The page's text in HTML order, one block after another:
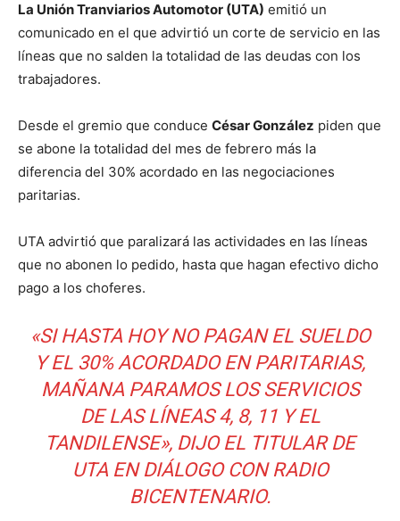
La Unión Tranviarios Automotor (UTA) emitió un
comunicado en el que advirtió un corte de servicio en las
líneas que no salden la totalidad de las deudas con los
trabajadores.
Desde el gremio que conduce César González piden que
se abone la totalidad del mes de febrero más la
diferencia del 30% acordado en las negociaciones
paritarias.
UTA advirtió que paralizará las actividades en las líneas
que no abonen lo pedido, hasta que hagan efectivo dicho
pago a los choferes.
«SI HASTA HOY NO PAGAN EL SUELDO
Y EL 30% ACORDADO EN PARITARIAS,
MAÑANA PARAMOS LOS SERVICIOS
DE LAS LÍNEAS 4, 8, 11 Y EL
TANDILENSE», DIJO EL TITULAR DE
UTA EN DIÁLOGO CON RADIO
BICENTENARIO.